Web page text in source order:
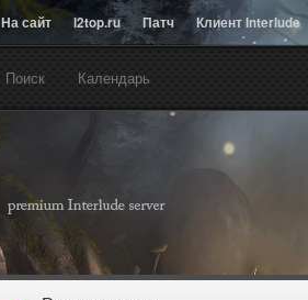
На сайт l2top.ru Патч Клиент Interlude
Поиск Календарь